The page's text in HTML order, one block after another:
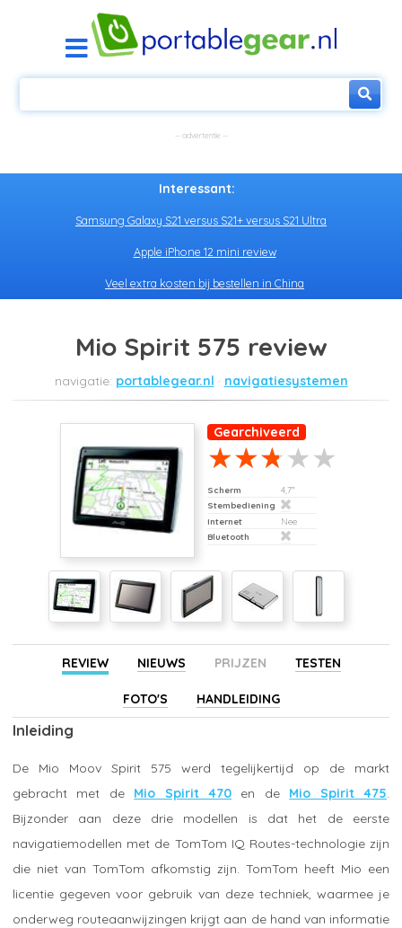
Interessant:
Samsung Galaxy S21 versus S21+ versus S21 Ultra
Apple iPhone 12 mini review
Veel extra kosten bij bestellen in China
Mio Spirit 575 review
portablegear.nl navigatiesystemen
Gearchiveerd
Scherm
4,7"
Stembediening
Internet
Nee
Bluetooth
REVIEW NIEUWS PRIJZEN TESTEN
FOTO'S HANDLEIDING
Inleiding
De Mio Moov Spirit 575 werd tegelijkertijd op de markt
gebracht met de Mio Spirit 470 en de Mio Spirit 475
Bijzonder aan deze drie modellen is dat het de eerste
navigatiemodellen met de TomTom IQ Routes-technologie zijn
die niet van TomTom afkomstig zijn. TomTom heeft Mio een
licentie gegeven voor gebruik van deze techniek, waarmee je
onderweg routeaanwijzingen krijgt aan de hand van informatie